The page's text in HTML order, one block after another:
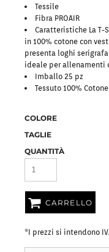
Tessile
Fibra PROAIR
Caratteristiche La
in 100% cotone con
presenta loghi
ideale per allenamenti
Imballo 25 pz
Tessuto 100%
COLORE
TAGLIE
QUANTITÀ
CARRELLO
*I prezzi si intendono